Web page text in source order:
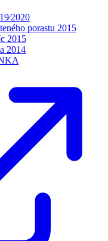
porastu 2015
2015
2014